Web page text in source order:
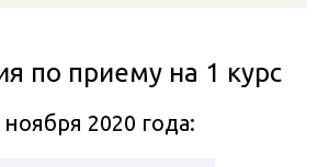
по приему на 1 курс
2020 года: